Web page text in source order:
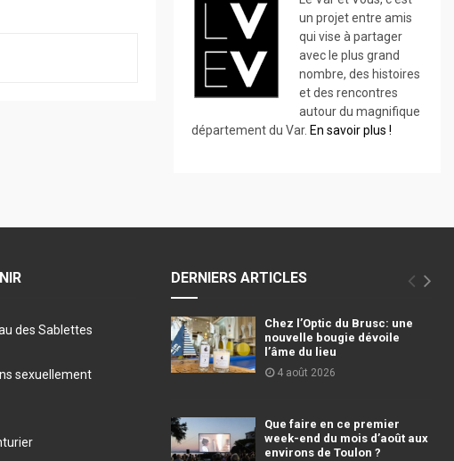
un projet entre amis
qui vise à partager
avec le plus grand
nombre, des histoires
et des rencontres
autour du magnifique
département du Var. En savoir plus !
des Sablettes
sexuellement
DERNIERS ARTICLES
Chez l’Optic du Brusc: une
nouvelle bougie dévoile
l’âme du lieu
4 août 2026
Que faire en ce premier
week-end du mois d’août aux
environs de Toulon ?